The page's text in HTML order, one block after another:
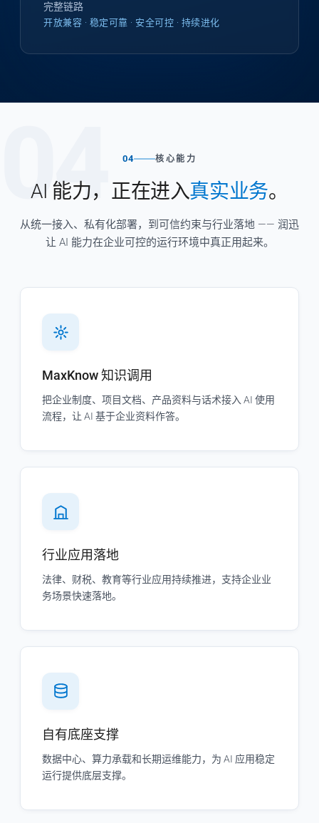
完整链路
开放兼容 · 稳定可靠 · 安全可控 · 持续进化
04 04 核心能力
AI 能力，正在进入真实业务。
从统一接入、私有化部署，到可信约束与行业落地 —— 润迅
让 AI 能力在企业可控的运行环境中真正用起来。
MaxKnow 知识调用
把企业制度、项目文档、产品资料与话术接入 AI 使用
流程，让 AI 基于企业资料作答。
行业应用落地
法律、财税、教育等行业应用持续推进，支持企业业
务场景快速落地。
自有底座支撑
数据中心、算力承载和长期运维能力，为 AI 应用稳定
运行提供底层支撑。